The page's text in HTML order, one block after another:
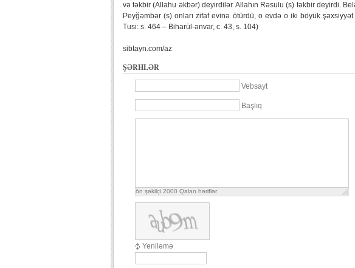
və təkbir (Allahu əkbər) deyirdilər. Allahın Rəsulu (s) təkbir deyirdi.
Peyğəmbər (s) onları zifaf evinə ötürdü, o evdə o iki böyük
Tusi: s. 464 – Biharül-ənvar, c. 43, s. 104)
sibtayn.com/az
ŞƏRHLƏR
Vebsayt
Başlıq
ön şəkilçi 2000 Qalan həriflər
Yeniləmə